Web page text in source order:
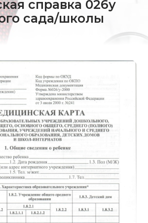
справка 026у
сада/школы